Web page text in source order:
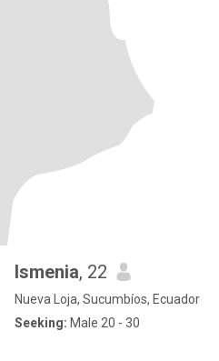
Ismenia, 22
Nueva Loja, Sucumbíos, Ecuador
Seeking: Male 20 - 30